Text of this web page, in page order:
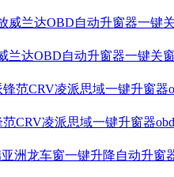
兰达OBD自动升窗器一键关
CRV凌派思域一键升窗器